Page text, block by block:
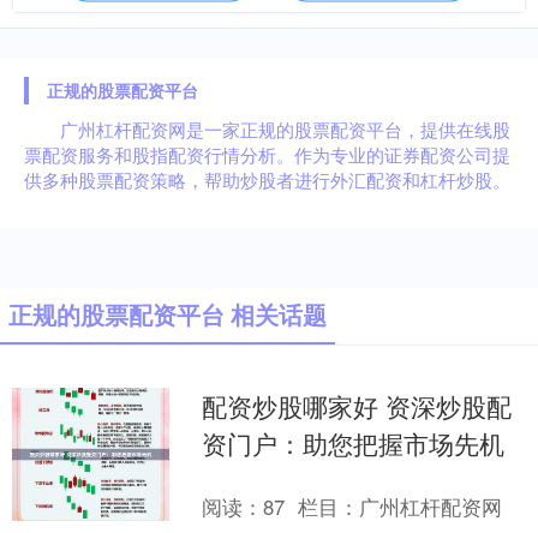
正规的股票配资平台
广州杠杆配资网是一家正规的股票配资平台，提供在线股
票配资服务和股指配资行情分析。作为专业的证券配资公司提
供多种股票配资策略，帮助炒股者进行外汇配资和杠杆炒股。
正规的股票配资平台 相关话题
配资炒股哪家好 资深炒股配
资门户：助您把握市场先机
阅读：87 栏目： 广州杠杆配资网